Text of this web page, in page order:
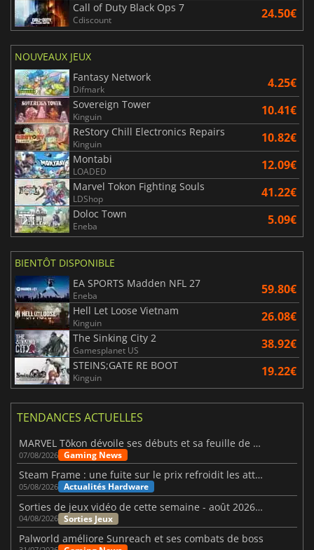
Call of Duty Black Ops 7
Cdiscount 24.50€
NOUVEAUX JEUX
Fantasy Network
Difmark 4.25€
Sovereign Tower
Kinguin 10.41€
ReStory Chill Electronics Repairs
Kinguin 10.82€
Montabi
LOADED 12.09€
Marvel Tokon Fighting Souls
LDShop 41.22€
Doloc Town
Eneba 5.09€
BIENTÔT DISPONIBLE
EA SPORTS Madden NFL 27
Eneba 59.80€
Hell Let Loose Vietnam
Kinguin 26.08€
The Sinking City 2
Gamesplanet US 38.92€
STEINS;GATE RE BOOT
Kinguin 19.22€
TENDANCES ACTUELLES
MARVEL Tōkon dévoile ses débuts et sa feuille de route
07/08/2026 Gaming News
Steam Frame : une fuite sur le prix refroidit les attentes VR
05/08/2026 Actualités Hardware
Sorties de jeux vidéo de cette semaine - août 2026 (semaine 32)
04/08/2026 Sorties Jeux
Palworld améliore Sunreach et ses combats de boss